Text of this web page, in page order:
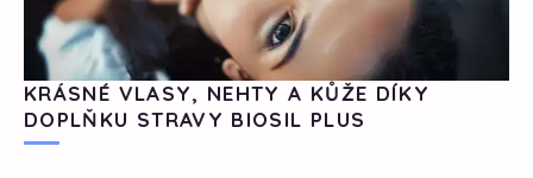
KRÁSNÉ VLASY, NEHTY A KŮŽE DÍKY
DOPLŇKU STRAVY BIOSIL PLUS